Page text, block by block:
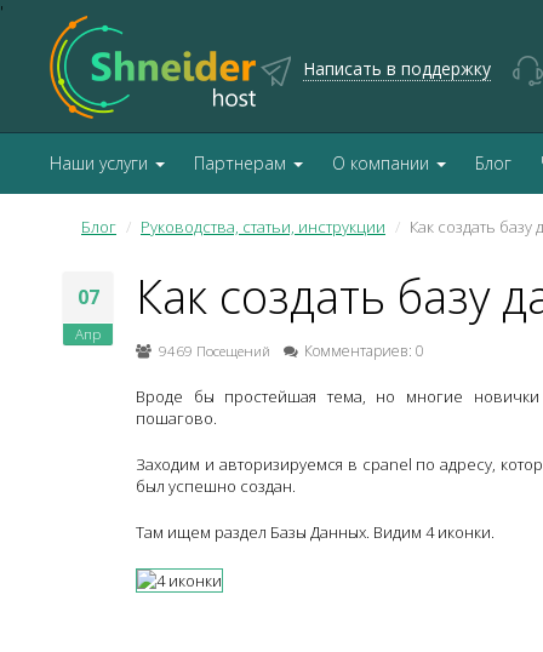
'
Написать в поддержку
Наши услуги Партнерам О компании Блог
Блог Руководства, статьи, инструкции Как создать
07
Апр
Как создать базу
9469 Посещений Комментариев: 0
Вроде бы простейшая тема, но многие новички
пошагово.
Заходим и авторизируемся в cpanel по адресу,
был успешно создан.
Там ищем раздел Базы Данных. Видим 4 иконки.